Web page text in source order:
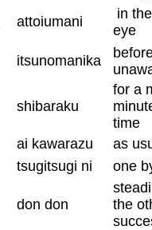
attoiumani
in
eye
itsunomanika
shibaraku
for a
time
ai kawarazu
as
tsugitsugi ni one
don don
the